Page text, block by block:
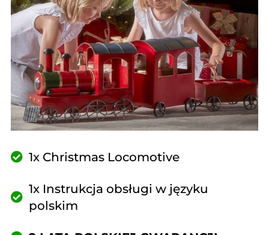
1x Christmas Locomotive
1x Instrukcja obsługi w języku
polskim